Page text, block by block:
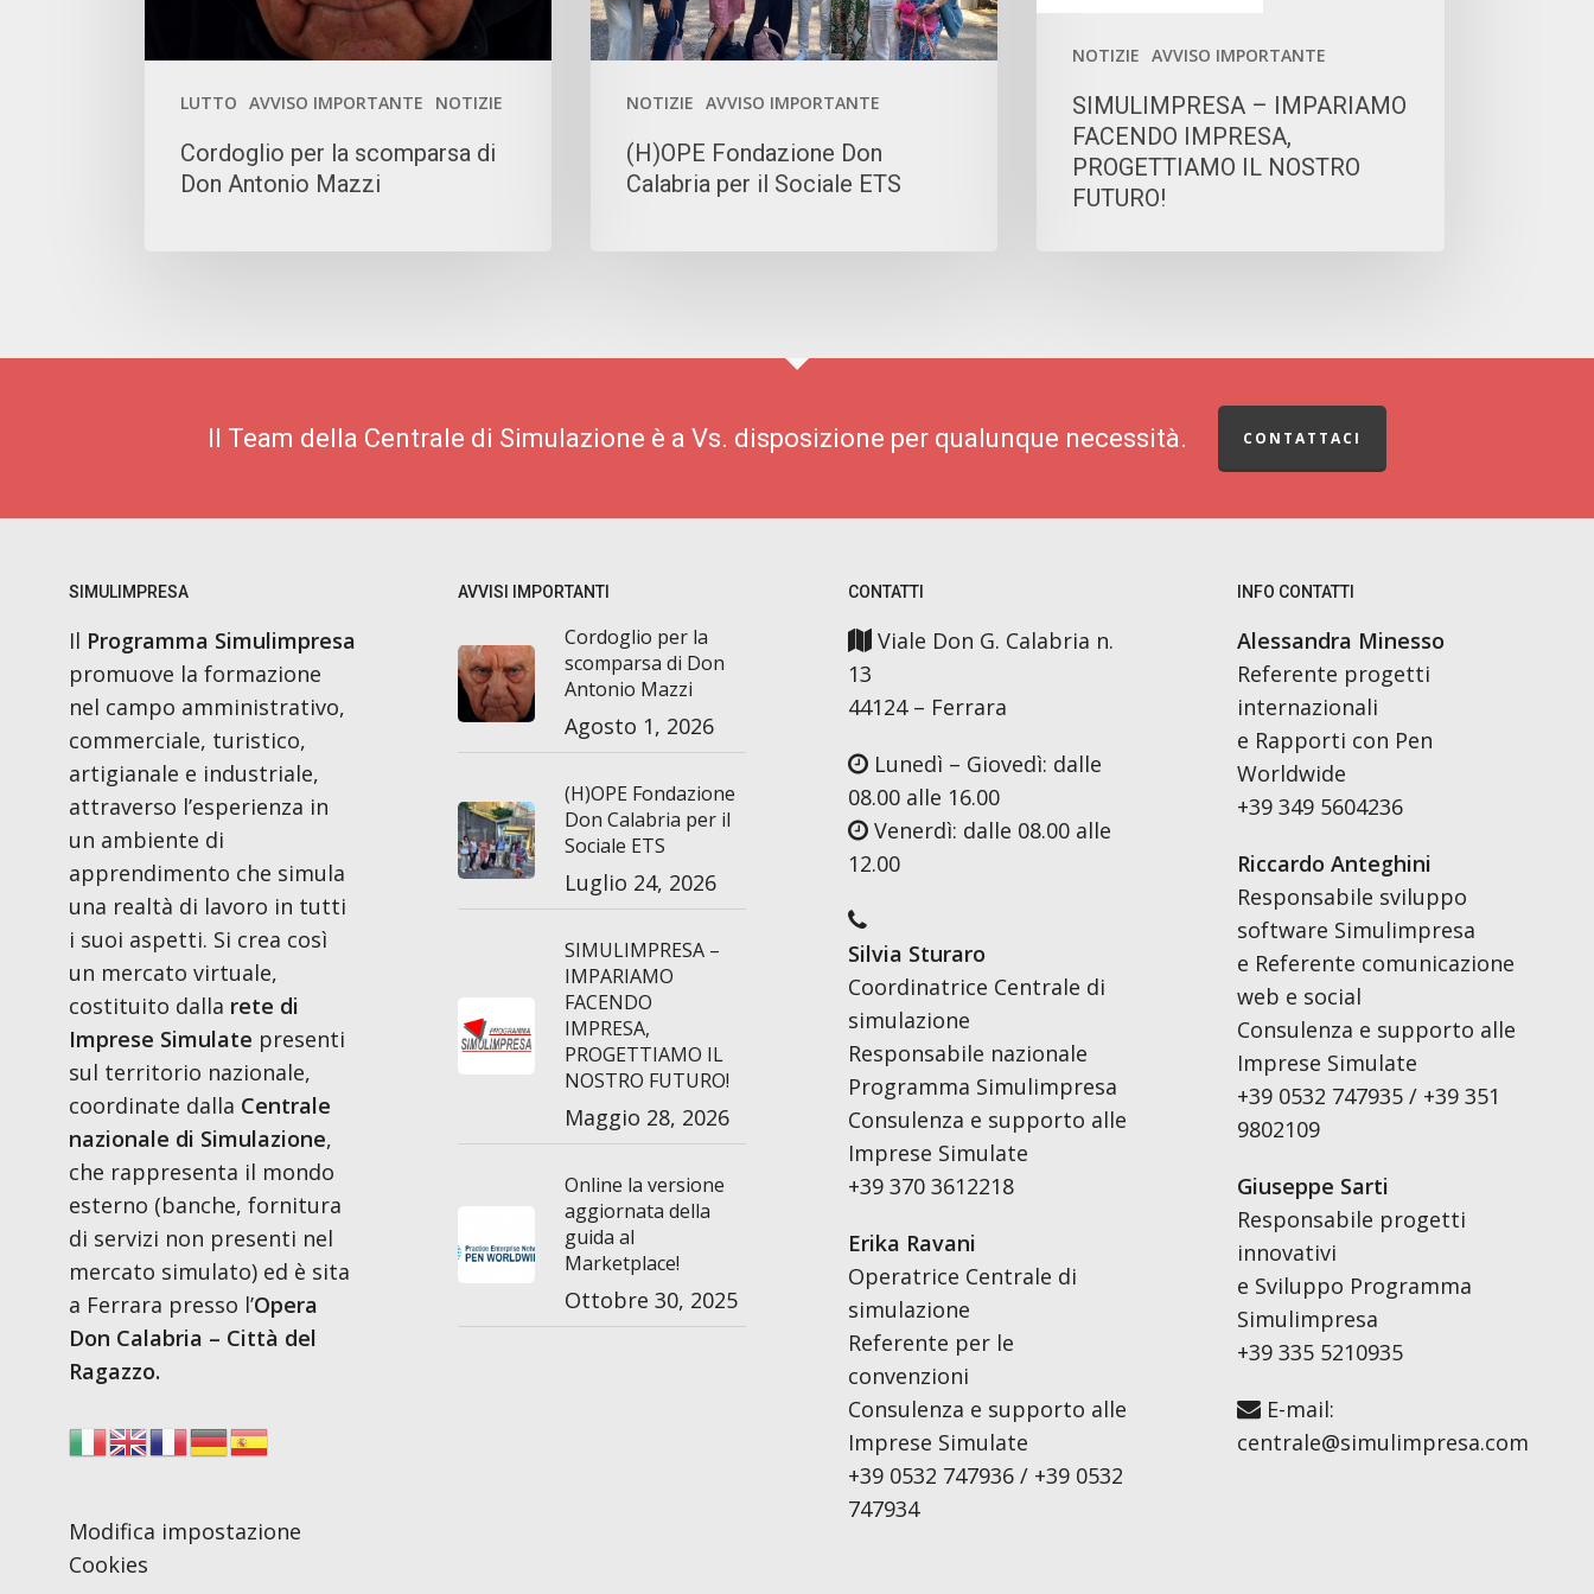
LUTTO AVVISO IMPORTANTE NOTIZIE
Cordoglio per la scomparsa di
Don Antonio Mazzi
NOTIZIE AVVISO IMPORTANTE
(H)OPE Fondazione Don
Calabria per il Sociale ETS
NOTIZIE AVVISO IMPORTANTE
FUTURO!
SIMULIMPRESA – IMPARIAMO
FACENDO IMPRESA,
PROGETTIAMO IL NOSTRO
FUTURO!
Il Team della Centrale di Simulazione è a Vs. disposizione per qualunque necessità. CONTATTACI
SIMULIMPRESA
Il Programma Simulimpresa
promuove la formazione
nel campo amministrativo,
commerciale, turistico,
artigianale e industriale,
attraverso l’esperienza in
un ambiente di
apprendimento che simula
una realtà di lavoro in tutti
i suoi aspetti. Si crea così
un mercato virtuale,
costituito dalla rete di
Imprese Simulate presenti
sul territorio nazionale,
coordinate dalla Centrale
nazionale di Simulazione,
che rappresenta il mondo
esterno (banche, fornitura
di servizi non presenti nel
mercato simulato) ed è sita
a Ferrara presso l’Opera
Don Calabria – Città del
Ragazzo.
Modifica impostazione
Cookies
AVVISI IMPORTANTI
Cordoglio per la
scomparsa di Don
Antonio Mazzi
Agosto 1, 2026
(H)OPE Fondazione
Don Calabria per il
Sociale ETS
Luglio 24, 2026
SIMULIMPRESA –
IMPARIAMO
FACENDO
IMPRESA,
PROGETTIAMO IL
NOSTRO FUTURO!
Maggio 28, 2026
Online la versione
aggiornata della
guida al
Marketplace!
Ottobre 30, 2025
CONTATTI
Viale Don G. Calabria n.
13
44124 – Ferrara
Lunedì – Giovedì: dalle
08.00 alle 16.00
Venerdì: dalle 08.00 alle
12.00
Silvia Sturaro
Coordinatrice Centrale di
simulazione
Responsabile nazionale
Programma Simulimpresa
Consulenza e supporto alle
Imprese Simulate
+39 370 3612218
Erika Ravani
Operatrice Centrale di
simulazione
Referente per le
convenzioni
Consulenza e supporto alle
Imprese Simulate
+39 0532 747936 / +39 0532
747934
INFO CONTATTI
Alessandra Minesso
Referente progetti
internazionali
e Rapporti con Pen
Worldwide
+39 349 5604236
Riccardo Anteghini
Responsabile sviluppo
software Simulimpresa
e Referente comunicazione
web e social
Consulenza e supporto alle
Imprese Simulate
+39 0532 747935 / +39 351
9802109
Giuseppe Sarti
Responsabile progetti
innovativi
e Sviluppo Programma
Simulimpresa
+39 335 5210935
E-mail:
centrale@simulimpresa.com